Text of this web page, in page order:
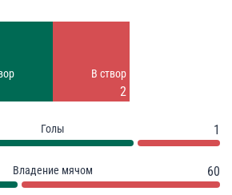
В створ
2
Голы 1
Владение мячом 60